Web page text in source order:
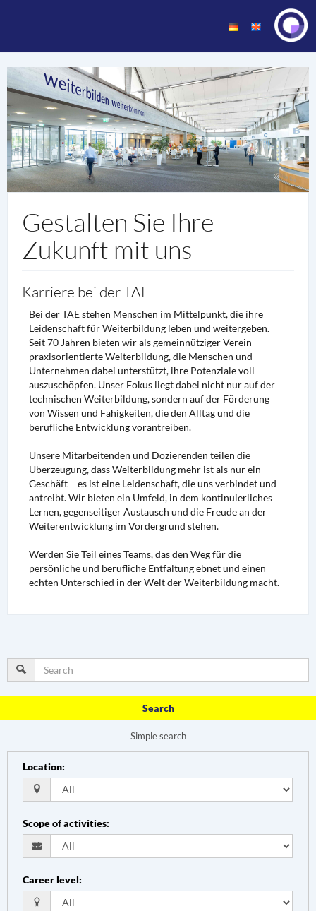
Gestalten Sie Ihre
Zukunft mit uns
Karriere bei der TAE
Bei der TAE stehen Menschen im Mittelpunkt, die ihre
Leidenschaft für Weiterbildung leben und weitergeben.
Seit 70 Jahren bieten wir als gemeinnütziger Verein
praxisorientierte Weiterbildung, die Menschen und
Unternehmen dabei unterstützt, ihre Potenziale voll
auszuschöpfen. Unser Fokus liegt dabei nicht nur auf der
technischen Weiterbildung, sondern auf der Förderung
von Wissen und Fähigkeiten, die den Alltag und die
berufliche Entwicklung vorantreiben.
Unsere Mitarbeitenden und Dozierenden teilen die
Überzeugung, dass Weiterbildung mehr ist als nur ein
Geschäft – es ist eine Leidenschaft, die uns verbindet und
antreibt. Wir bieten ein Umfeld, in dem kontinuierliches
Lernen, gegenseitiger Austausch und die Freude an der
Weiterentwicklung im Vordergrund stehen.
Werden Sie Teil eines Teams, das den Weg für die
persönliche und berufliche Entfaltung ebnet und einen
echten Unterschied in der Welt der Weiterbildung macht.
Search
Simple search
Location:
Scope of activities:
Career level: